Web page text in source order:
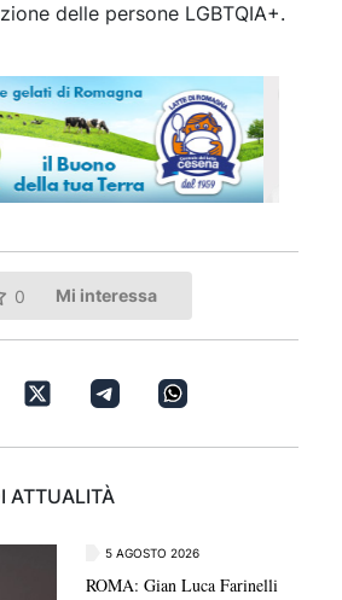
delle persone LGBTQIA+.
0 Mi interessa
ATTUALITÀ
5 AGOSTO 2026
ROMA: Gian Luca Farinelli